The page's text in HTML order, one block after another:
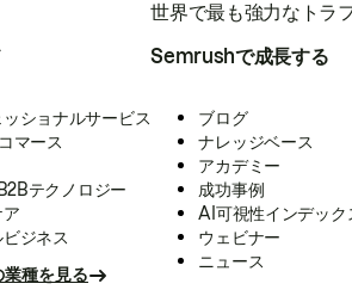
世界で最も強力なトラ
ショナルサービス
マース
テクノロジー
ジネス
種を見る
Semrushで成長する
ブログ
ナレッジベース
アカデミー
成功事例
AI可視性インデック
ウェビナー
ニュース